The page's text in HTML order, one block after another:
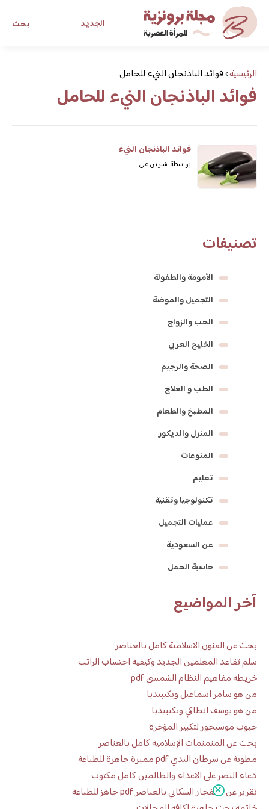
بحث الجديد
مجلة برونزية للفتاة العصرية
ابحث عن أي موضوع يهمك
الرئيسية›فوائد الباذنجان النيء للحامل
فوائد الباذنجان النيء للحامل
فوائد الباذنجان النيء
بواسطة: شيرين علي
تصنيفات
الأمومة والطفولة
التجميل والموضة
الحب والزواج
الخليج العربي
الصحة والرجيم
الطب و العلاج
المطبخ والطعام
المنزل والديكور
المنوعات
تعليم
تكنولوجيا وتقنية
عمليات التجميل
عن السعودية
حاسبة الحمل
آخر المواضيع
بحث عن الفنون الاسلامية كامل بالعناصر
سلم تقاعد المعلمين الجديد وكيفية احتساب الراتب
خريطة مفاهيم النظام الشمسي pdf
من هو سامر اسماعيل ويكيبيديا
من هو يوسف انطاكي ويكيبيديا
حبوب موسيجور لتكبير المؤخرة
بحث عن المنمنمات الإسلامية كامل بالعناصر
مطوية عن سرطان الثدي pdf مميزة جاهزة للطباعة
دعاء النصر على الاعداء والظالمين كامل مكتوب
تقرير عن الانفجار السكاني بالعناصر pdf جاهز للطباعة